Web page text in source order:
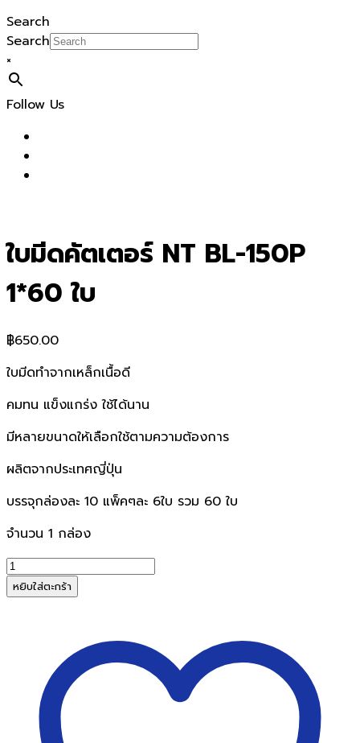
Search
Search
×
Follow Us
ใบมีดคัตเตอร์ NT BL-150P
1*60 ใบ
฿650.00
ใบมีดทำจากเหล็กเนื้อดี
คมทน แข็งแกร่ง ใช้ได้นาน
มีหลายขนาดให้เลือกใช้ตามความต้องการ
ผลิตจากประเทศญี่ปุ่น
บรรจุกล่องละ 10 แพ็คๆละ 6ใบ รวม 60 ใบ
จำนวน 1 กล่อง
จำนวน
ใบ
มีด
หยิบใส่ตะกร้า